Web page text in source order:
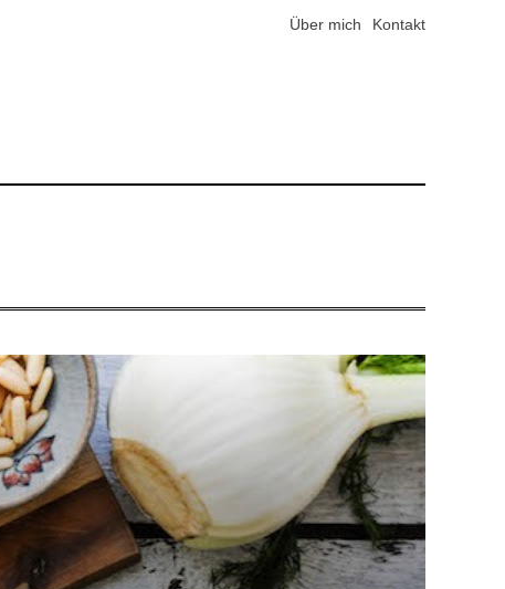
Über mich Kontakt